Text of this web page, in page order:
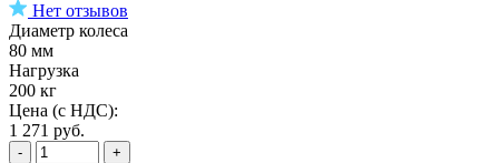
Нет отзывов
Диаметр колеса
80 мм
Нагрузка
200 кг
Цена (с НДС):
1 271 руб.
- +